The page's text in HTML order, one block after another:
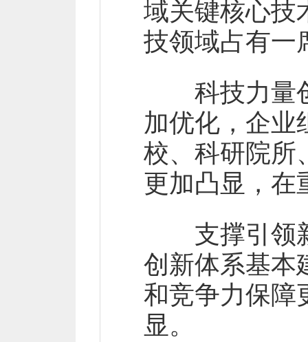
域关键核心技
技领域占有一
科技力量创
加优化，企业
校、科研院所
更加凸显，在
支撑引领新
创新体系基本
和竞争力保障
显。